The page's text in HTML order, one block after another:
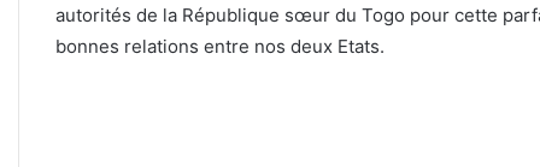
autorités de la République sœur du Togo pour cette
bonnes relations entre nos deux Etats.